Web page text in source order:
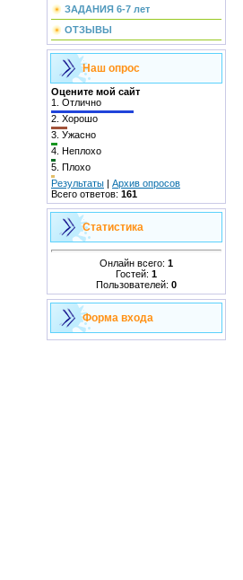
ЗАДАНИЯ 6-7 лет
ОТЗЫВЫ
Наш опрос
Оцените мой сайт
1. Отлично
2. Хорошо
3. Ужасно
4. Неплохо
5. Плохо
Результаты | Архив опросов
Всего ответов: 161
Статистика
Онлайн всего: 1
Гостей: 1
Пользователей: 0
Форма входа